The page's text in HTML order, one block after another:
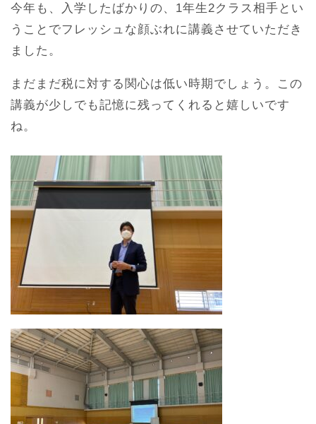
今年も、入学したばかりの、1年生2クラス相手とい
うことでフレッシュな顔ぶれに講義させていただき
ました。
まだまだ税に対する関心は低い時期でしょう。この
講義が少しでも記憶に残ってくれると嬉しいです
ね。